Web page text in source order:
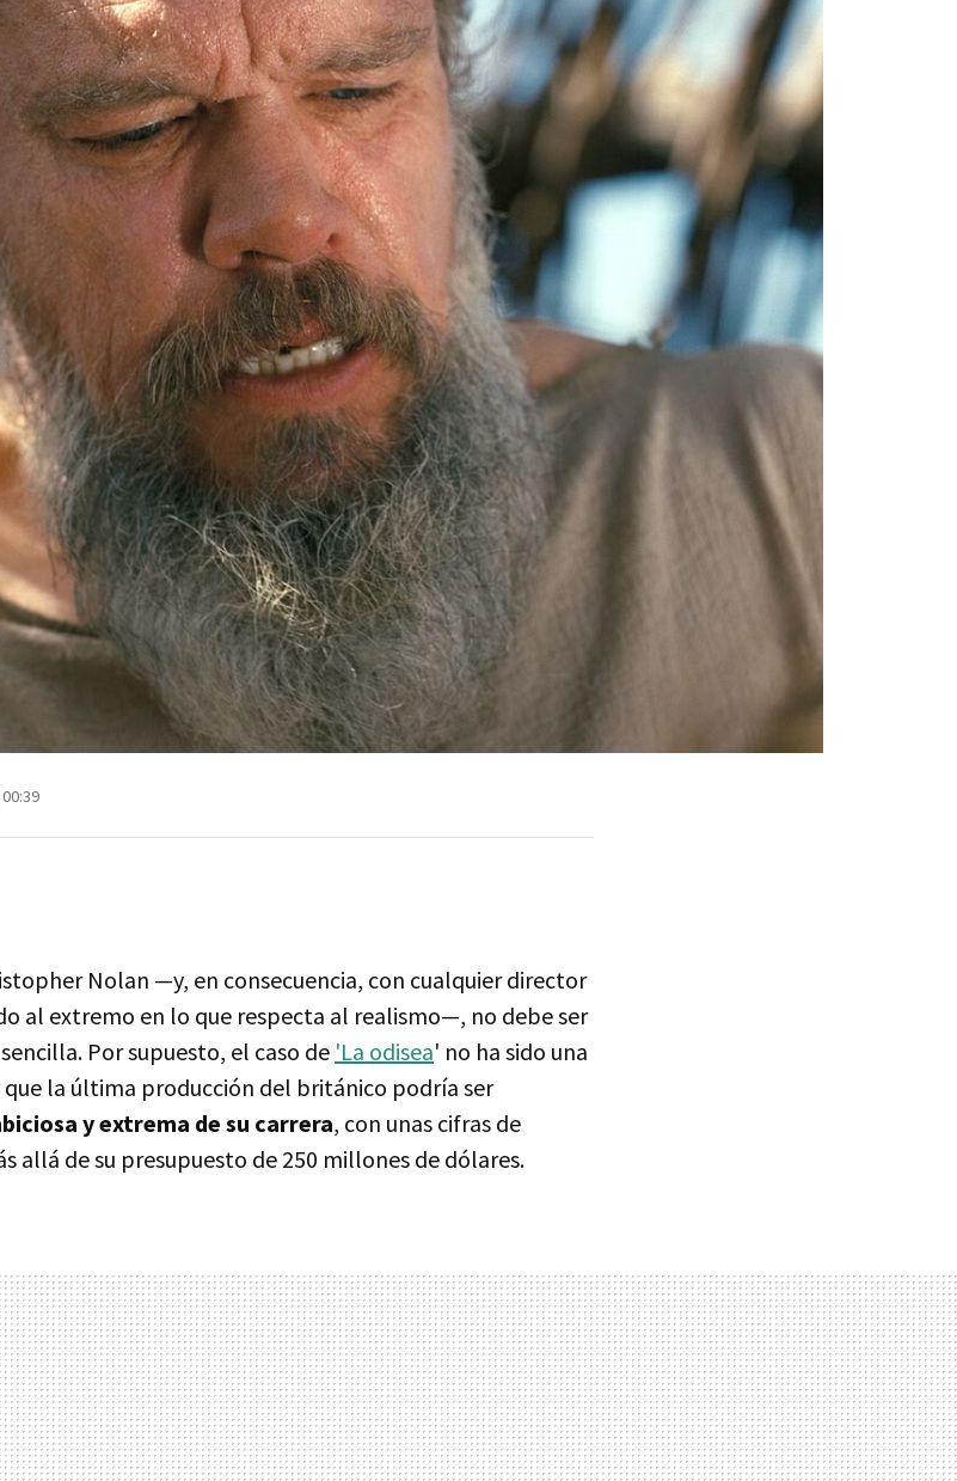
Nolan —y, en consecuencia, con cualquier director
al extremo en lo que respecta al realismo—, no debe ser
Por supuesto, el caso de 'La odisea' no ha sido una
que la última producción del británico podría ser
y extrema de su carrera, con unas cifras de
allá de su presupuesto de 250 millones de dólares.